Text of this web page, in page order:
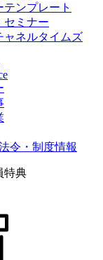
テンプレート
セミナー
ャネルタイムズ
令・制度情報
特典